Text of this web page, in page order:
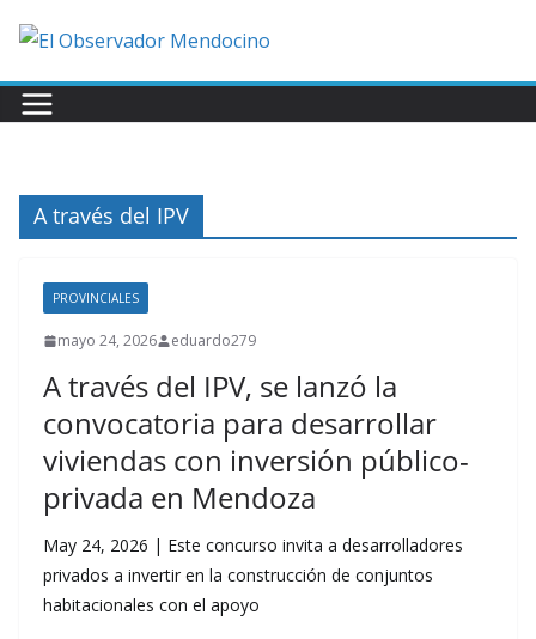
contenido
A través del IPV
PROVINCIALES
mayo 24, 2026 eduardo279
A través del IPV, se lanzó la
convocatoria para desarrollar
viviendas con inversión público-
privada en Mendoza
May 24, 2026 | Este concurso invita a desarrolladores
privados a invertir en la construcción de conjuntos
habitacionales con el apoyo